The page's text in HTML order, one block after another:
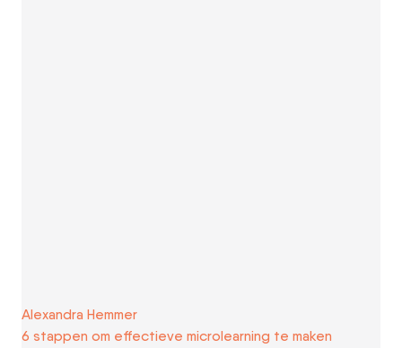
Alexandra Hemmer
6 stappen om effectieve microlearning te maken